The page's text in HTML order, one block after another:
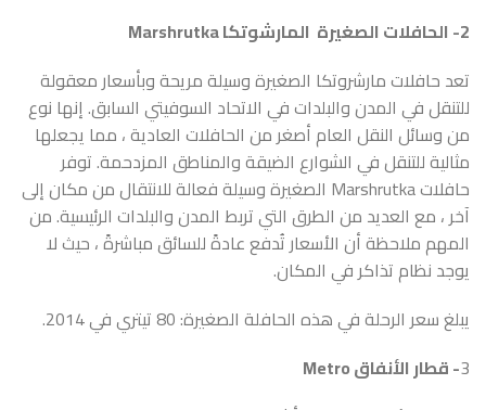
2- الحافلات الصغيرة المارشوتكا Marshrutka
تعد حافلات مارشروتكا الصغيرة وسيلة مريحة وبأسعار معقولة
للتنقل في المدن والبلدات في الاتحاد السوفيتي السابق. إنها نوع
من وسائل النقل العام أصغر من الحافلات العادية ، مما يجعلها
مثالية للتنقل في الشوارع الضيقة والمناطق المزدحمة. توفر
حافلات Marshrutka الصغيرة وسيلة فعالة للانتقال من مكان إلى
آخر ، مع العديد من الطرق التي تربط المدن والبلدات الرئيسية. من
المهم ملاحظة أن الأسعار تُدفع عادةً للسائق مباشرةً ، حيث لا
يوجد نظام تذاكر في المكان.
يبلغ سعر الرحلة في هذه الحافلة الصغيرة: 80 تيتري في 2014.
3- قطار الأنفاق Metro